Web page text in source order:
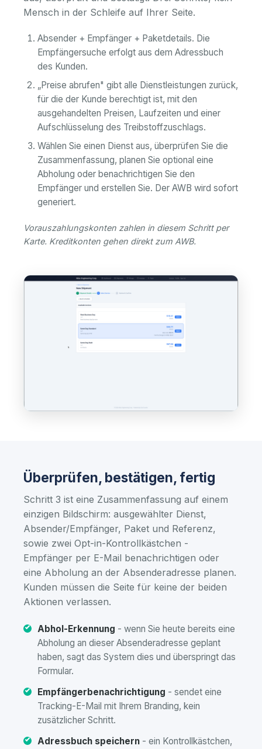
Mensch in der Schleife auf Ihrer Seite.
Absender + Empfänger + Paketdetails. Die
Empfängersuche erfolgt aus dem Adressbuch
des Kunden.
„Preise abrufen" gibt alle Dienstleistungen zurück,
für die der Kunde berechtigt ist, mit den
ausgehandelten Preisen, Laufzeiten und einer
Aufschlüsselung des Treibstoffzuschlags.
Wählen Sie einen Dienst aus, überprüfen Sie die
Zusammenfassung, planen Sie optional eine
Abholung oder benachrichtigen Sie den
Empfänger und erstellen Sie. Der AWB wird sofort
generiert.
Vorauszahlungskonten zahlen in diesem Schritt per
Karte. Kreditkonten gehen direkt zum AWB.
Überprüfen, bestätigen, fertig
Schritt 3 ist eine Zusammenfassung auf einem
einzigen Bildschirm: ausgewählter Dienst,
Absender/Empfänger, Paket und Referenz,
sowie zwei Opt-in-Kontrollkästchen -
Empfänger per E-Mail benachrichtigen oder
eine Abholung an der Absenderadresse planen.
Kunden müssen die Seite für keine der beiden
Aktionen verlassen.
Abhol-Erkennung - wenn Sie heute bereits eine
Abholung an dieser Absenderadresse geplant
haben, sagt das System dies und überspringt das
Formular.
Empfängerbenachrichtigung - sendet eine
Tracking-E-Mail mit Ihrem Branding, kein
zusätzlicher Schritt.
Adressbuch speichern - ein Kontrollkästchen,